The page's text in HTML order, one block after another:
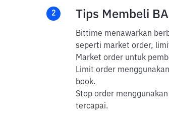
2 Tips Membeli
Bittime menawarkan
seperti market order,
Market order untuk
Limit order
book.
Stop order
tercapai.